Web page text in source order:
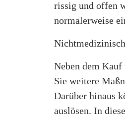
rissig und offen
normalerweise
Neben dem Kauf
Sie weitere
Darüber hinaus
auslösen. In